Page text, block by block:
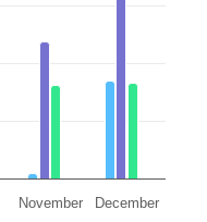
November December